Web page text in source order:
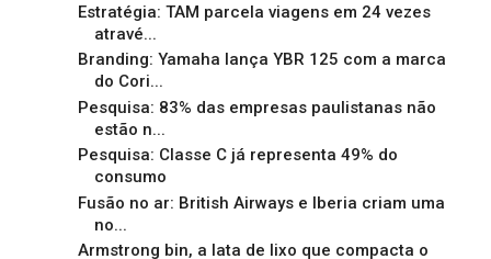
Estratégia: TAM parcela viagens em 24 vezes
atravé...
Branding: Yamaha lança YBR 125 com a marca
do Cori...
Pesquisa: 83% das empresas paulistanas não
estão n...
Pesquisa: Classe C já representa 49% do
consumo
Fusão no ar: British Airways e Iberia criam uma
no...
Armstrong bin, a lata de lixo que compacta o